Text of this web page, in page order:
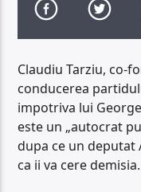
Claudiu Tarziu, co-
conducerea
impotriva lui
este un „autocrat
dupa ce un deputat
ca ii va cere demisia.